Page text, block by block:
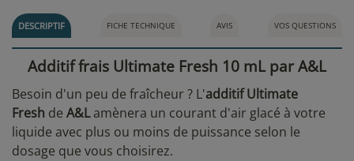
DESCRIPTIF FICHE TECHNIQUE AVIS VOS QUESTIONS
Additif frais Ultimate Fresh 10 mL par A&L
Besoin d'un peu de fraîcheur ? L'additif Ultimate
Fresh de A&Lamènera un courant d'air glacé à votre
liquide avec plus ou moins de puissance selon le
dosage que vous choisirez.